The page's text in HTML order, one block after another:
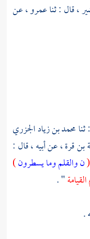
،قال : ثناعمرو ،عن
محمد بن زياد الجزري
بن قرة ،عن أبيه ، قال :
(ن والقلم وما يسطرون)
" .
.